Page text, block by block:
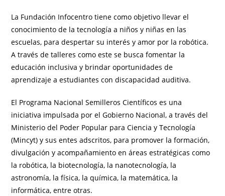
La Fundación Infocentro tiene como objetivo llevar el
conocimiento de la tecnología a niños y niñas en las
escuelas, para despertar su interés y amor por la robótica.
A través de talleres como este se busca fomentar la
educación inclusiva y brindar oportunidades de
aprendizaje a estudiantes con discapacidad auditiva.
El Programa Nacional Semilleros Científicos es una
iniciativa impulsada por el Gobierno Nacional, a través del
Ministerio del Poder Popular para Ciencia y Tecnología
(Mincyt) y sus entes adscritos, para promover la formación,
divulgación y acompañamiento en áreas estratégicas como
la robótica, la biotecnología, la nanotecnología, la
astronomía, la física, la química, la matemática, la
informática, entre otras.